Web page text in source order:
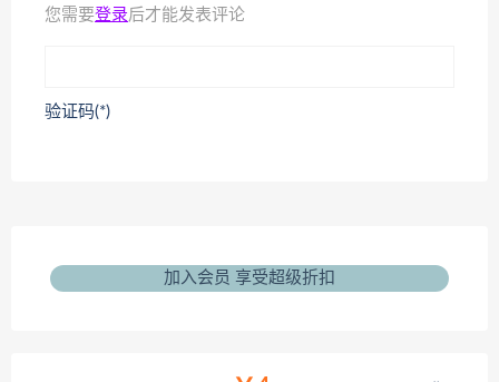
您需要登录后才能发表评论
验证码(*)
加入会员 享受超级折扣